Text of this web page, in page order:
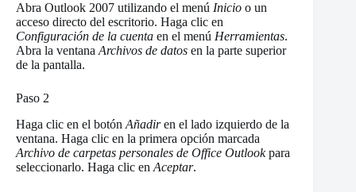
Abra Outlook 2007 utilizando el menú Inicio o un
acceso directo del escritorio. Haga clic en
Configuración de la cuenta en el menú Herramientas.
Abra la ventana Archivos de datos en la parte superior
de la pantalla.
Paso 2
Haga clic en el botón Añadiren el lado izquierdo de la
ventana. Haga clic en la primera opción marcada
Archivo de carpetas personales de Office Outlookpara
seleccionarlo. Haga clic en Aceptar.